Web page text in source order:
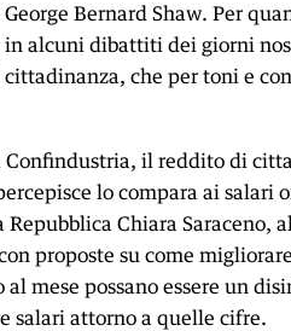
Bernard Shaw. Per
alcuni dibattiti dei giorni
che per toni e
Confindustria, il reddito di
lo compara ai salari
Chiara Saraceno,
proposte su come
mese possano essere un
salari attorno a quelle cifre.